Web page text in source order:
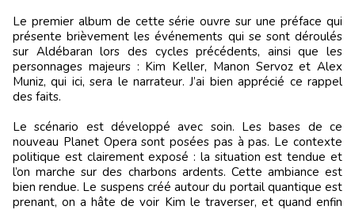
Le premier album de cette série ouvre sur une préface qui
présente brièvement les événements qui se sont déroulés
sur Aldébaran lors des cycles précédents, ainsi que les
personnages majeurs : Kim Keller, Manon Servoz et Alex
Muniz, qui ici, sera le narrateur. J’ai bien apprécié ce rappel
des faits.
Le scénario est développé avec soin. Les bases de ce
nouveau Planet Opera sont posées pas à pas. Le contexte
politique est clairement exposé : la situation est tendue et
l’on marche sur des charbons ardents. Cette ambiance est
bien rendue. Le suspens créé autour du portail quantique est
prenant, on a hâte de voir Kim le traverser, et quand enfin